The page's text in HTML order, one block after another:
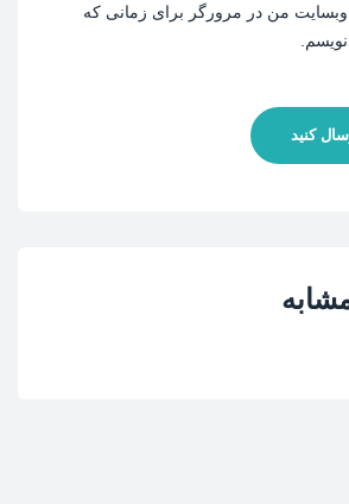
وبسایت من در مرورگر برای زمانی که
کنید